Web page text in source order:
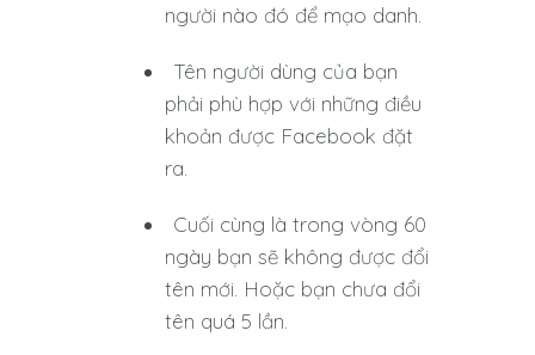
người nào đó để mạo danh.
Tên người dùng của bạn
phải phù hợp với những điều
khoản được Facebook đặt
ra.
Cuối cùng là trong vòng 60
ngày bạn sẽ không được đổi
tên mới. Hoặc bạn chưa đổi
tên quá 5 lần.